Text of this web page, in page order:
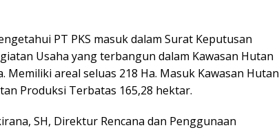
PT PKS masuk dalam Surat Keputusan
Usaha yang terbangun dalam Kawasan Hutan
Memiliki areal seluas 218 Ha. Masuk Kawasan Hutan
Produksi Terbatas 165,28 hektar.
SH, Direktur Rencana dan Penggunaan